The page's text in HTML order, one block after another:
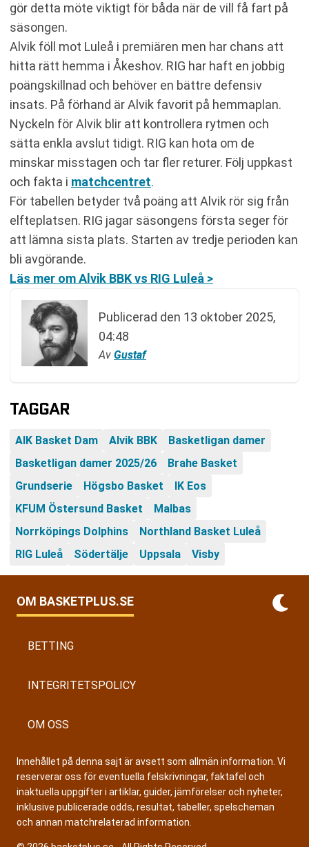
gör detta möte viktigt för båda när de vill få fart på
säsongen.
Alvik föll mot Luleå i premiären men har chans att
hitta rätt hemma i Åkeshov. RIG har haft en jobbig
poängskillnad och behöver en bättre defensiv
insats. På förhand är Alvik favorit på hemmaplan.
Nyckeln för Alvik blir att kontrollera rytmen och
sätta enkla avslut tidigt. RIG kan hota om de
minskar misstagen och tar fler returer. Följ uppkast
och fakta i matchcentret.
För tabellen betyder två poäng att Alvik rör sig från
elfteplatsen. RIG jagar säsongens första seger för
att lämna sista plats. Starten av tredje perioden kan
bli avgörande.
Läs mer om Alvik BBK vs RIG Luleå >
Publicerad den 13 oktober 2025,
04:48
Av Gustaf
TAGGAR
AIK Basket Dam Alvik BBK
Basketligan damer
Basketligan damer 2025/26
Brahe Basket
Grundserie
Högsbo Basket
IK Eos
KFUM Östersund Basket
Malbas
Norrköpings Dolphins
Northland Basket Luleå
RIG Luleå
Södertälje Uppsala Visby
OM BASKETPLUS.SE
BETTING
INTEGRITETSPOLICY
OM OSS
Innehållet på denna sajt är avsett som allmän information. Vi
reserverar oss för eventuella felskrivningar, faktafel och
inaktuella uppgifter i artiklar, guider, jämförelser och nyheter,
inklusive publicerade odds, resultat, tabeller, spelscheman
och annan matchrelaterad information.